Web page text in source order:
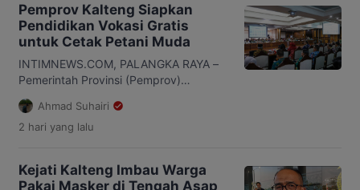
program pemerintah harus benar-benar
dirasakan warga. Pesan itu
disampaikannya saat membuka Rapat
Koordinasi Desa dan Kelurahan se-
Kalteng di GOR Indoor Palangka Raya,
Kamis, 6 Agustiar 2026 […]
Pemprov Kalteng Siapkan
Pendidikan Vokasi Gratis
untuk Cetak Petani Muda
INTIMNEWS.COM, PALANGKA RAYA –
Pemerintah Provinsi (Pemprov)
Kalimantan Tengah (Kalteng) terus
menyiapkan Sumber Daya Manusia
(SDM) di sektor pertanian melalui
menjadi bagian dari upaya pemerintah
Ahmad Suhairi
2 hari yang lalu
Kejati Kalteng Imbau Warga
Pakai Masker di Tengah Asap